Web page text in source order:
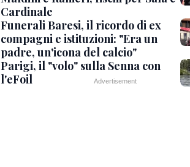
Cardinale
Funerali Baresi, il ricordo di ex
compagni e istituzioni: "Era un
padre, un'icona del calcio"
Parigi, il "volo" sulla Senna con
l'eFoil